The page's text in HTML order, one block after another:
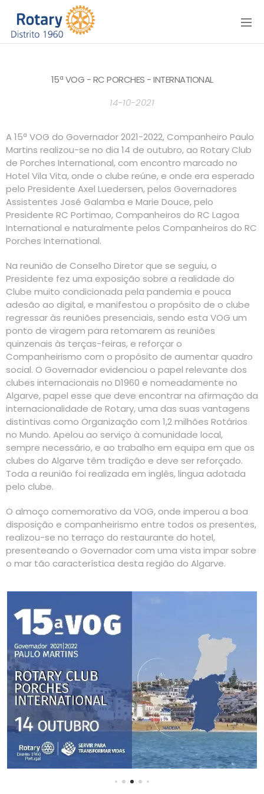
Menu
15ª VOG - RC PORCHES - INTERNATIONAL
14-10-2021
A 15ª VOG do Governador 2021-2022, Companheiro Paulo
Martins realizou-se no dia 14 de outubro, ao Rotary Club
de Porches International, com encontro marcado no
Hotel Vila Vita, onde o clube reúne, e onde era esperado
pelo Presidente Axel Luedersen, pelos Governadores
Assistentes José Galamba e Marie Douce, pelo
Presidente RC Portimao, Companheiros do RC Lagoa
International e naturalmente pelos Companheiros do RC
Porches International.
Na reunião de Conselho Diretor que se seguiu, o
Presidente fez uma exposição sobre a realidade do
Clube muito condicionada pela pandemia e pouca
adesão ao digital, e manifestou o propósito de o clube
regressar às reuniões presenciais, sendo esta VOG um
ponto de viragem para retomarem as reuniões
quinzenais às terças-feiras, e reforçar o
Companheirismo com o propósito de aumentar quadro
social. O Governador evidenciou o papel relevante dos
clubes internacionais no D1960 e nomeadamente no
Algarve, papel esse que deve encontrar na afirmação da
internacionalidade de Rotary, uma das suas vantagens
distintivas como Organização com 1,2 milhões Rotários
no Mundo. Apelou ao serviço à comunidade local,
sempre necessário, e ao trabalho em equipa em que os
clubes do Algarve têm tradição e deve ser reforçado.
Toda a reunião foi realizada em inglês, lingua adotada
pelo clube.
O almoço comemorativo da VOG, onde imperou a boa
disposição e companheirismo entre todos os presentes,
realizou-se no terraço do restaurante do hotel,
presenteando o Governador com uma vista impar sobre
o mar tão característica desta região do Algarve.